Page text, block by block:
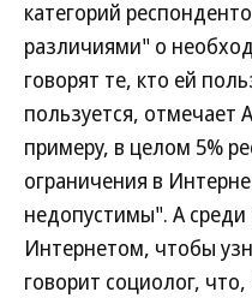
категорий
различиями" о
говорят те, кто ей
пользуется, отмечает
примеру, в целом 5%
ограничения в
недопустимы". А среди
Интернетом, чтобы
говорит социолог,